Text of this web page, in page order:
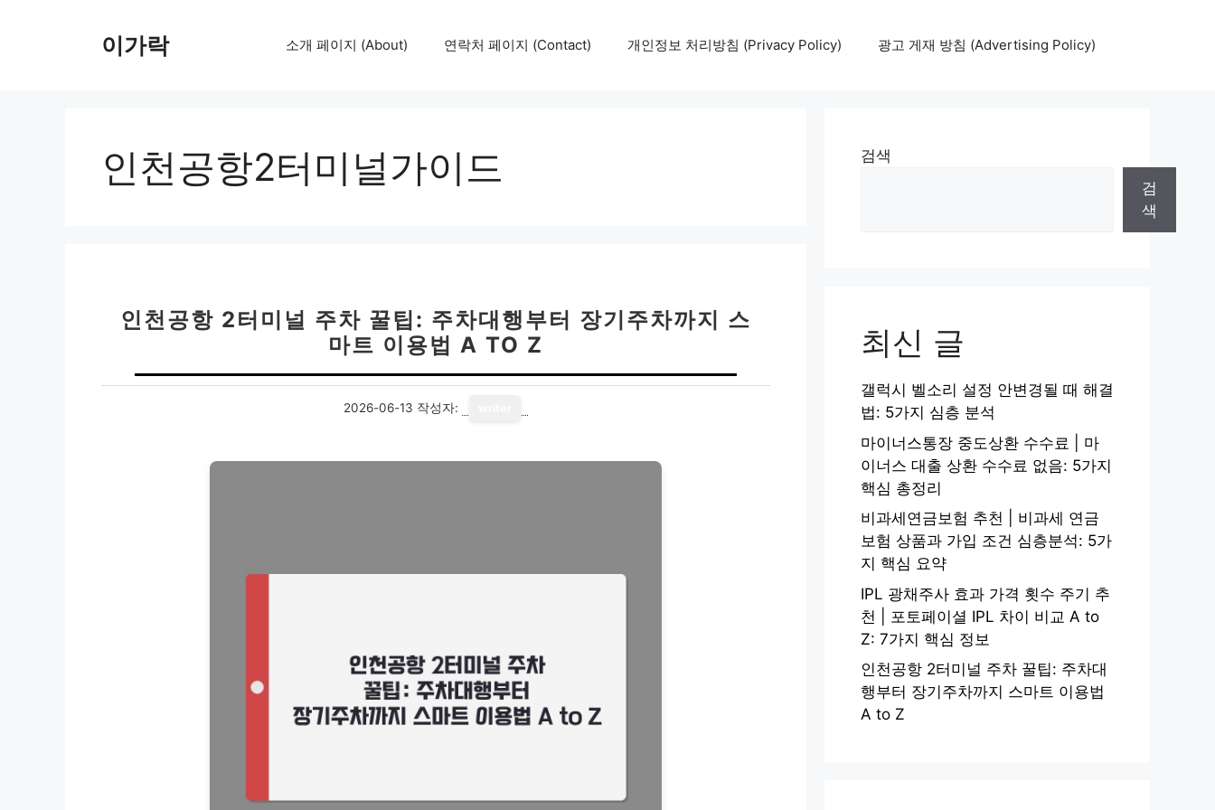
이가락 소개 페이지 (About) 연락처 페이지 (Contact) 개인정보 처리방침 (Privacy Policy) 광고 게재 방침 (Advertising Policy)
인천공항2터미널가이드
인천공항 2터미널 주차 꿀팁: 주차대행부터 장기주차까지 스
마트 이용법 A TO Z
2026-06-13 작성자:
검색
검
색
최신 글
갤럭시 벨소리 설정 안변경될 때 해결
법: 5가지 심층 분석
마이너스통장 중도상환 수수료 | 마
이너스 대출 상환 수수료 없음: 5가지
핵심 총정리
비과세연금보험 추천 | 비과세 연금
보험 상품과 가입 조건 심층분석: 5가
지 핵심 요약
IPL 광채주사 효과 가격 횟수 주기 추
천 | 포토페이셜 IPL 차이 비교 A to
Z: 7가지 핵심 정보
인천공항 2터미널 주차 꿀팁: 주차대
행부터 장기주차까지 스마트 이용법
A to Z